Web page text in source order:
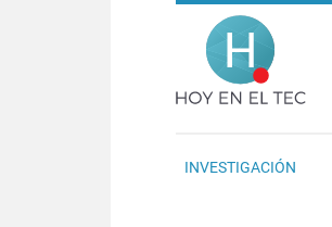
Pasar al contenido principal
INVESTIGACIÓN